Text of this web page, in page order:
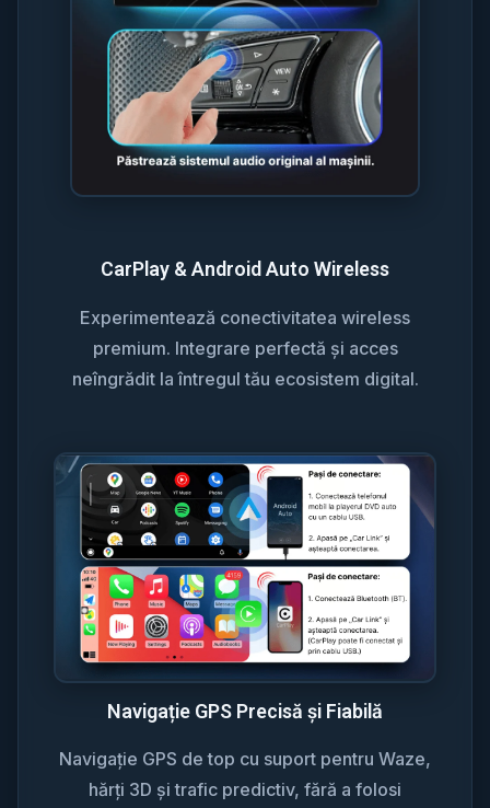
CarPlay & Android Auto Wireless
Experimentează conectivitatea wireless
premium. Integrare perfectă și acces
neîngrădit la întregul tău ecosistem digital.
Navigație GPS Precisă și Fiabilă
Navigație GPS de top cu suport pentru Waze,
hărți 3D și trafic predictiv, fără a folosi